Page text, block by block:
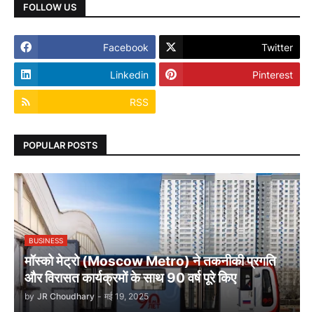
FOLLOW US
Facebook Twitter
Linkedin Pinterest
RSS
POPULAR POSTS
BUSINESS
मॉस्को मेट्रो (Moscow Metro) ने तकनीकी प्रगति
और विरासत कार्यक्रमों के साथ 90 वर्ष पूरे किए
by JR Choudhary - मई 19, 2025